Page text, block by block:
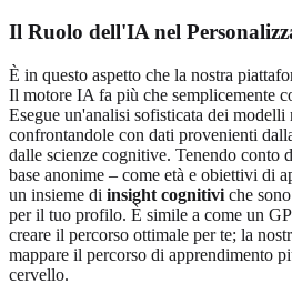
Il Ruolo dell'IA nel
È in questo aspetto che la nostra
Il motore IA fa più che semplicemente
Esegue un'analisi sofisticata dei modelli
confrontandole con dati provenienti
dalle scienze cognitive. Tenendo conto
base anonime – come età e obiettivi di
un insieme di insight cognitivi che
per il tuo profilo. È simile a come un
creare il percorso ottimale per te; la
mappare il percorso di apprendimento
cervello.